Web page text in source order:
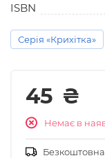
ISBN
Серія «Крихітка»
45 ₴
Немає в
Безкоштовна